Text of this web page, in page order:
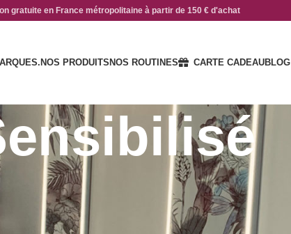
gratuite en France métropolitaine à partir de 150 € d'achat
NOS PRODUITS NOS ROUTINES CARTE CADEAUBLOG